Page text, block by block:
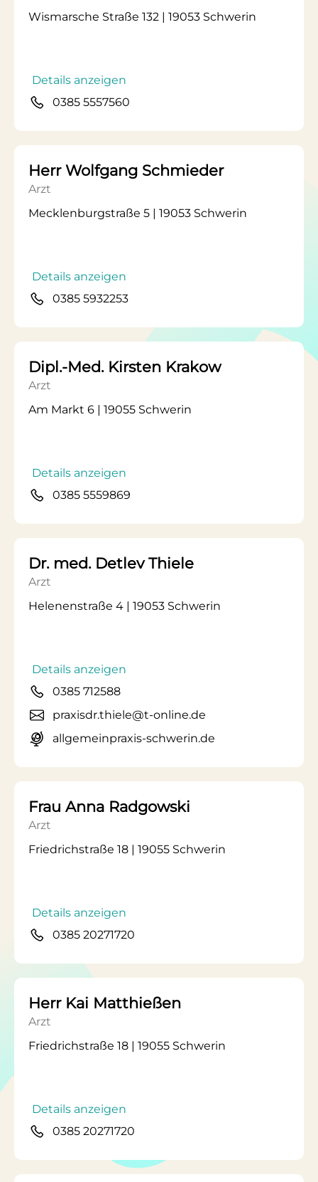
Wismarsche Straße 132 | 19053 Schwerin
Details anzeigen
0385 5557560
Herr Wolfgang Schmieder
Arzt
Mecklenburgstraße 5 | 19053 Schwerin
Details anzeigen
0385 5932253
Dipl.-Med. Kirsten Krakow
Arzt
Am Markt 6 | 19055 Schwerin
Details anzeigen
0385 5559869
Dr. med. Detlev Thiele
Arzt
Helenenstraße 4 | 19053 Schwerin
Details anzeigen
0385 712588
praxisdr.thiele@t-online.de
allgemeinpraxis-schwerin.de
Frau Anna Radgowski
Arzt
Friedrichstraße 18 | 19055 Schwerin
Details anzeigen
0385 20271720
Herr Kai Matthießen
Arzt
Friedrichstraße 18 | 19055 Schwerin
Details anzeigen
0385 20271720